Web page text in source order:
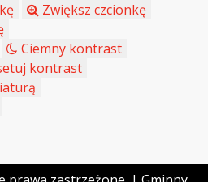
Zwiększ czcionkę
Ciemny kontrast
kontrast